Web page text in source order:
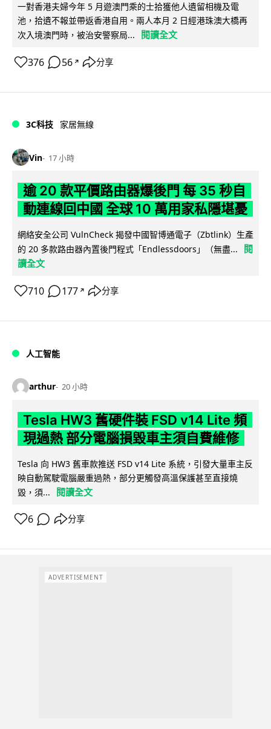
一對香港夫婦今年 5 月遊澳門乘的士拾獲他人遺留相機及電
池，拾遺不報並帶返香港自用。兩人本月 2 日經港珠澳大橋再
次入境澳門時，被治安警察局...
閱讀全文
376 56 ↗ 分享
3C科技 家居無線
Vin 17 小時
逾 20 款平價路由器爆後門 每 35 秒自
動連線回中國 全球 10 萬用家私隱堪憂
網絡安全公司 VulnCheck 揭發中國智博通電子（Zbtlink）生產
的 20 多款路由器內置後門程式「Endlessdoors」（無盡...
閱
讀全文
710 177 ↗ 分享
人工智能
arthur 20 小時
Tesla HW3 舊硬件裝 FSD v14 Lite 頻
現過熱 部分電腦損毀車主須自費維修
Tesla 向 HW3 舊車款推送 FSD v14 Lite 系統，引發大量車主反
映自動駕駛電腦嚴重過熱，部分更觸發高溫保護甚至直接燒
毀，須...
閱讀全文
6 分享
ADVERTISEMENT